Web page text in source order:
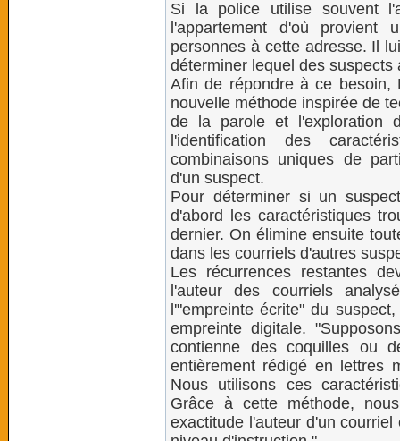
Si la police utilise souvent
l'appartement d'où provient
personnes à cette adresse. Il
déterminer lequel des
Afin de répondre à ce besoin,
nouvelle méthode inspirée de
de la parole et l'exploration
l'identification des
combinaisons uniques de
d'un suspect.
Pour déterminer si un
d'abord les caractéristiques
dernier. On élimine ensuite
dans les courriels d'autres
Les récurrences restantes
l'auteur des courriels
l'"empreinte écrite" du
empreinte digitale.
contienne des coquilles ou
entièrement rédigé en lettres
Nous utilisons ces
Grâce à cette méthode,
exactitude l'auteur d'un